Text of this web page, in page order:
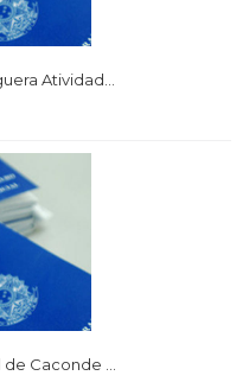
Atividad...
Caconde ...